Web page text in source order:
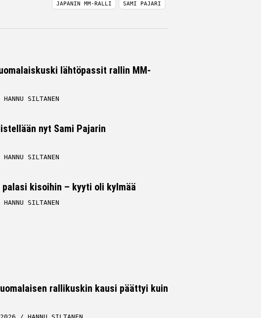
JAPANIN MM-RALLI SAMI PAJARI
lähtöpassit rallin MM-
HANNU SILTANEN
nyt Sami Pajarin
HANNU SILTANEN
kisoihin – kyyti oli kylmää
HANNU SILTANEN
rallikuskin kausi päättyi kuin